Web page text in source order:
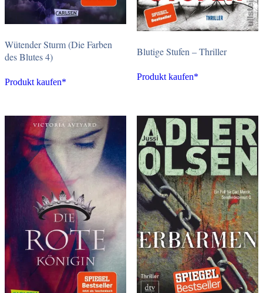
Wütender Sturm (Die Farben
des Blutes 4)
Produkt kaufen*
Blutige Stufen – Thriller
Produkt kaufen*